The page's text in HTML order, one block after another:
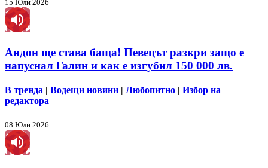
15 Юли 2026
Андон ще става баща! Певецът разкри защо е
напуснал Галин и как е изгубил 150 000 лв.
В тренда | Водещи новини | Любопитно | Избор на
редактора
08 Юли 2026